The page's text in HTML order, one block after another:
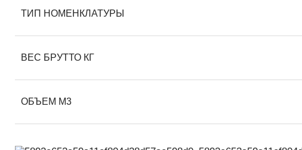
ТИП НОМЕНКЛАТУРЫ
ВЕС БРУТТО КГ
ОБЪЕМ М3